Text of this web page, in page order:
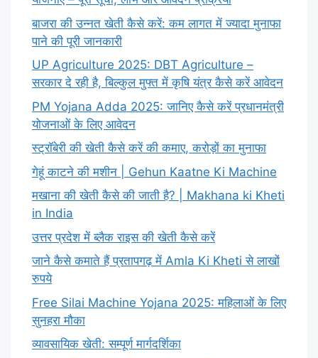
बाजरा की उन्नत खेती कैसे करें: कम लागत में ज्यादा मुनाफा
पाने की पूरी जानकारी
UP Agriculture 2025: DBT Agriculture –
सरकार दे रही है, बिल्कुल मुफ्त में कृषि यंत्र कैसे करें आवेदन
PM Yojana Adda 2025: जानिए कैसे करें प्रधानमंत्री
योजनाओं के लिए आवेदन
स्ट्रॉबेरी की खेती कैसे करें की कमाए, करोड़ों का मुनाफा
गेहूं काटने की मशीन | Gehun Kaatne Ki Machine
मखाना की खेती कैसे की जाती है? | Makhana ki Kheti
in India
उत्तर प्रदेश में ब्लैक राइस की खेती कैसे करें
जाने कैसे कमाते हैं प्रतापगढ़ में Amla Ki Kheti से लाखों
रुपये
Free Silai Machine Yojana 2025: महिलाओं के लिए
सुनहरा मौका
व्यावसायिक खेती: सम्पूर्ण मार्गदर्शिका